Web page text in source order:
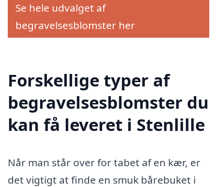
Se hele udvalget af
begravelsesblomster her
Forskellige typer af
begravelsesblomster du
kan få leveret i Stenlille
Når man står over for tabet af en kær, er
det vigtigt at finde en smuk bårebuket i